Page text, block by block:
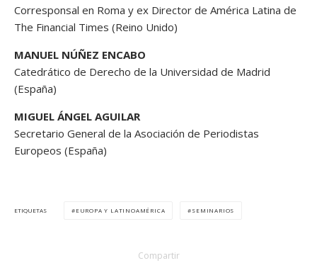
Corresponsal en Roma y ex Director de América Latina de
The Financial Times (Reino Unido)
MANUEL NÚÑEZ ENCABO
Catedrático de Derecho de la Universidad de Madrid
(España)
MIGUEL ÁNGEL AGUILAR
Secretario General de la Asociación de Periodistas
Europeos (España)
ETIQUETAS EUROPA Y LATINOAMÉRICA SEMINARIOS
Compartir